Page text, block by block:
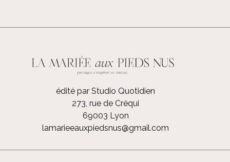
édité par Studio Quotidien
273, rue de Créqui
69003 Lyon
lamarieeauxpiedsnus@gmail.com